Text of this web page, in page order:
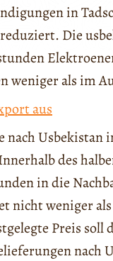
in
Die
als im
aus
Usbekistan
des
in die
nicht weniger
Preis soll
nach